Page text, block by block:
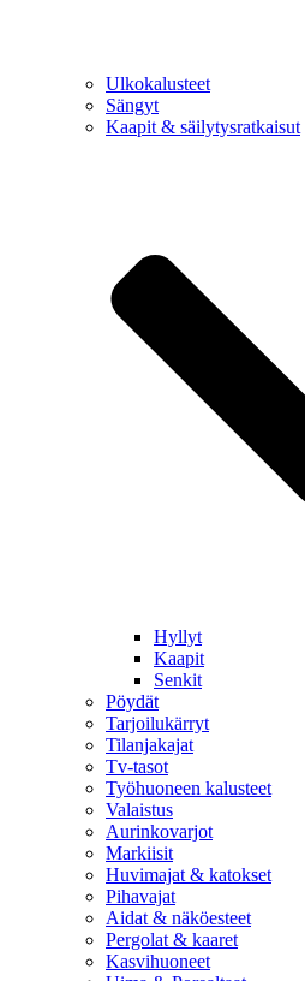
Ulkokalusteet
Sängyt
Kaapit & säilytysratkaisut
Hyllyt
Kaapit
Senkit
Pöydät
Tarjoilukärryt
Tilanjakajat
Tv-tasot
Työhuoneen kalusteet
Valaistus
Aurinkovarjot
Markiisit
Huvimajat & katokset
Pihavajat
Aidat & näköesteet
Pergolat & kaaret
Kasvihuoneet